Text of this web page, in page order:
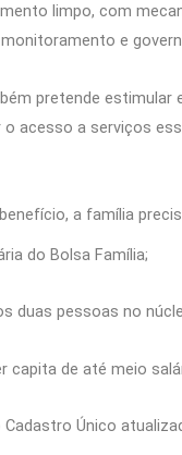
limpo, com
e
pretende estimular
o acesso a serviços
a família
do Bolsa Família;
duas pessoas no
capita de até meio
Único